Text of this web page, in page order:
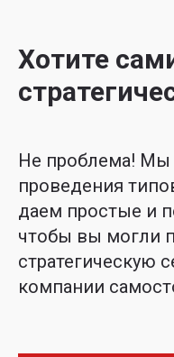
Хотите
Не проблема! Мы
проведения
даем простые и
чтобы вы могли
стратегическую
компании